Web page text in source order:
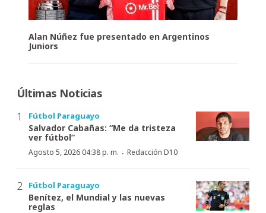
Alan Núñez fue presentado en Argentinos
Juniors
Últimas Noticias
Fútbol Paraguayo
Salvador Cabañas: “Me da tristeza
ver fútbol”
Agosto 5, 2026 04:38 p. m. · Redacción D10
Fútbol Paraguayo
Benítez, el Mundial y las nuevas
reglas